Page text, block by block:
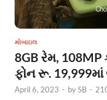
મોબાઇલ
8GB રેમ, 108MP
ફોન રૂ.
April 6, 2023 - bySB -